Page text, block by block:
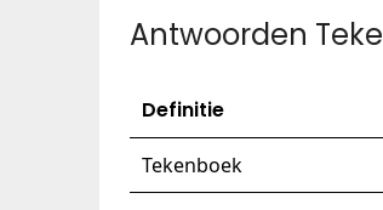
Antwoorden
Definitie
Tekenboek